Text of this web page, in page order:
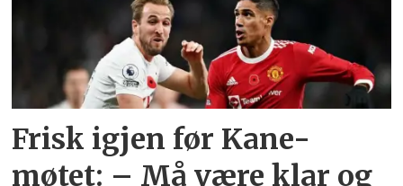
Frisk igjen før Kane-
møtet: – Må være klar og